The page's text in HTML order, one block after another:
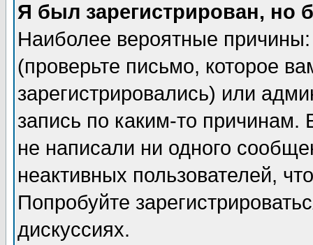
Я был зарегистрирован, но
Наиболее вероятные
(проверьте письмо, которое
зарегистрировались) или
запись по каким-то
не написали ни одного
неактивных пользователей,
Попробуйте
дискуссиях.